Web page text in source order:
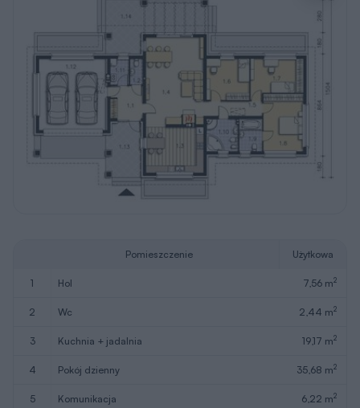
Pomieszczenie Użytkowa
1 hol 7,56 m2
2 wc 2,44 m2
3 kuchnia + jadalnia 19,17 m2
4 pokój dzienny 35,68 m2
5 komunikacja 6,22 m2